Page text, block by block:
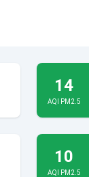
14
AQI PM2.5
10
AQI PM2.5